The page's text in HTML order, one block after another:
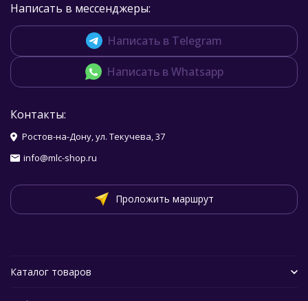
Написать в мессенджеры:
Написать в Telegram
Написать в Whatsapp
Контакты:
Ростов-на-Дону, ул. Текучева, 37
info@mlc-shop.ru
Проложить маршрут
Каталог товаров